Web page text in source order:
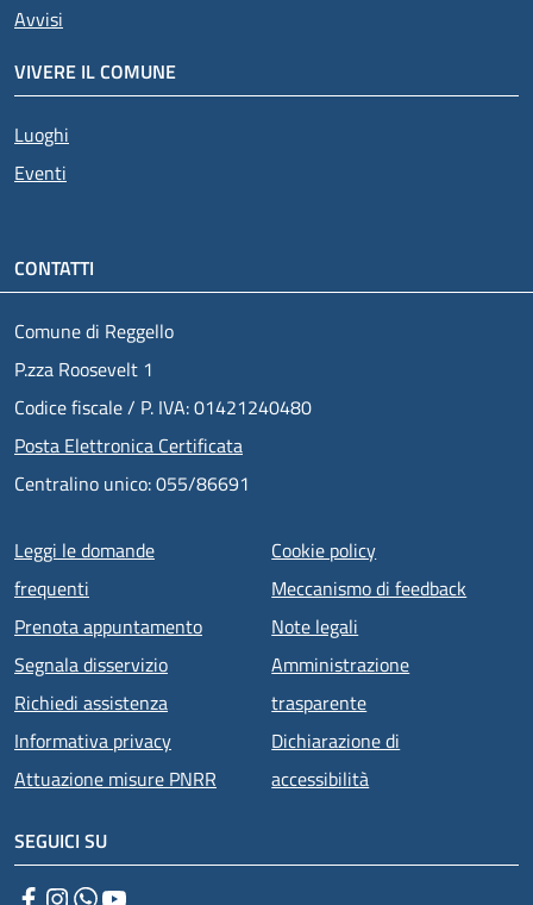
Avvisi
VIVERE IL COMUNE
Luoghi
Eventi
CONTATTI
Comune di Reggello
P.zza Roosevelt 1
Codice fiscale / P. IVA: 01421240480
Posta Elettronica Certificata
Centralino unico: 055/86691
Menu piè di pagina
Leggi le domande
frequenti
Prenota appuntamento
Segnala disservizio
Richiedi assistenza
Informativa privacy
Attuazione misure PNRR
Cookie policy
Meccanismo di feedback
Note legali
Amministrazione
trasparente
Dichiarazione di
accessibilità
SEGUICI SU
Facebook
Instagram
WhatsApp